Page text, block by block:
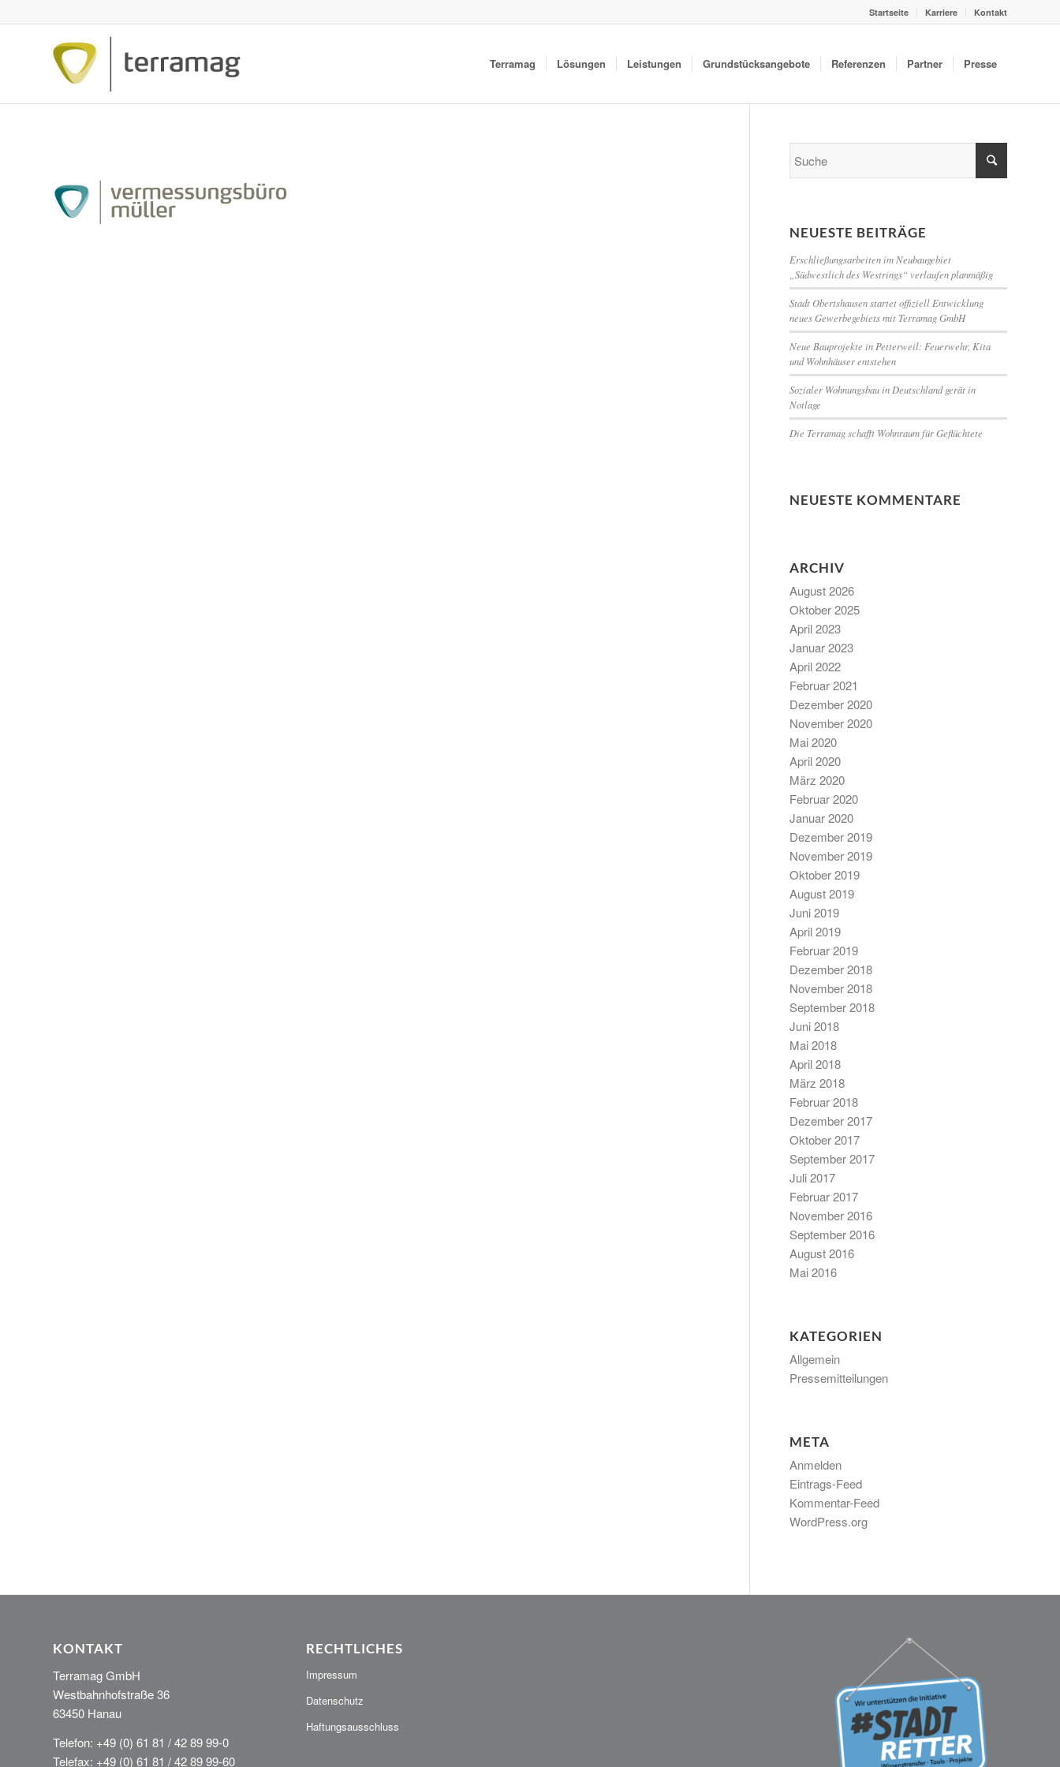
Startseite Karriere Kontakt
Terramag Lösungen Leistungen Grundstücksangebote Referenzen Partner Presse
NEUESTE BEITRÄGE
Erschließungsarbeiten im Neubaugebiet
„Südwestlich des Westrings“ verlaufen planmäßig
Stadt Obertshausen startet offiziell Entwicklung
neues Gewerbegebiets mit Terramag GmbH
Neue Bauprojekte in Petterweil: Feuerwehr, Kita
und Wohnhäuser entstehen
Sozialer Wohnungsbau in Deutschland gerät in
Notlage
Die Terramag schafft Wohnraum für Geflüchtete
NEUESTE KOMMENTARE
ARCHIV
August 2026
Oktober 2025
April 2023
Januar 2023
April 2022
Februar 2021
Dezember 2020
November 2020
Mai 2020
April 2020
März 2020
Februar 2020
Januar 2020
Dezember 2019
November 2019
Oktober 2019
August 2019
Juni 2019
April 2019
Februar 2019
Dezember 2018
November 2018
September 2018
Juni 2018
Mai 2018
April 2018
März 2018
Februar 2018
Dezember 2017
Oktober 2017
September 2017
Juli 2017
Februar 2017
November 2016
September 2016
August 2016
Mai 2016
KATEGORIEN
Allgemein
Pressemitteilungen
META
Anmelden
Eintrags-Feed
Kommentar-Feed
WordPress.org
KONTAKT
Terramag GmbH
Westbahnhofstraße 36
63450 Hanau
Telefon: +49 (0) 61 81 / 42 89 99-0
Telefax: +49 (0) 61 81 / 42 89 99-60
RECHTLICHES
Impressum
Datenschutz
Haftungsausschluss